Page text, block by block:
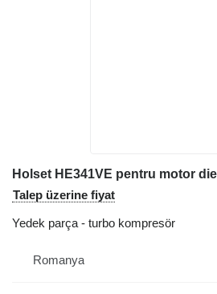
Talep üzerine fiyat
Yedek parça - turbo kompresör
Romanya